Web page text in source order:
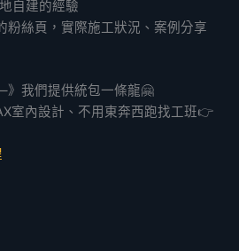
自建的經驗
絲頁，實際施工狀況、案例分享
我們提供統包一條龍🤗
室內設計、不用東奔西跑找工班👉